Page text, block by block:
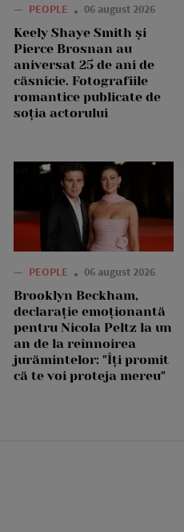
— PEOPLE 06 august 2026
Keely Shaye Smith și
Pierce Brosnan au
aniversat 25 de ani de
căsnicie. Fotografiile
romantice publicate de
soția actorului
— PEOPLE 06 august 2026
Brooklyn Beckham,
declarație emoționantă
pentru Nicola Peltz la un
an de la reînnoirea
jurămintelor: "Îți promit
că te voi proteja mereu"